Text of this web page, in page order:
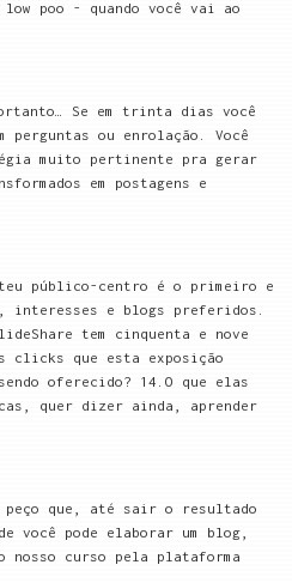
poo - quando você vai ao
Se em trinta dias você
ou enrolação. Você
muito pertinente pra gerar
em postagens e
teu público-centro é o primeiro e
interesses e blogs preferidos.
tem cinquenta e nove
clicks que esta exposição
oferecido? 14.O que elas
quer dizer ainda, aprender
peço que, até sair o resultado
você pode elaborar um blog,
nosso curso pela plataforma